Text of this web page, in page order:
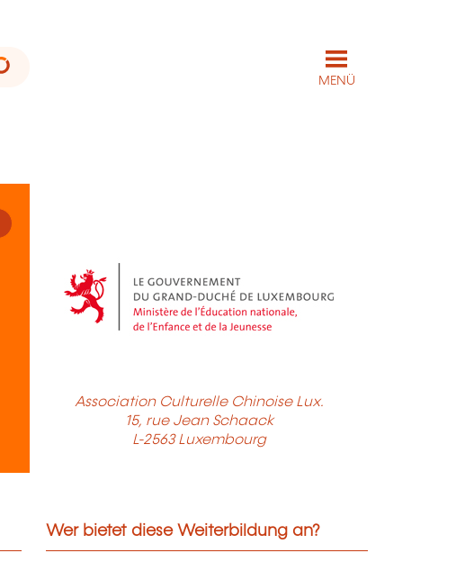
MENÜ
Association Culturelle Chinoise Lux.
15, rue Jean Schaack
L-2563 Luxembourg
Wer bietet diese Weiterbildung an?